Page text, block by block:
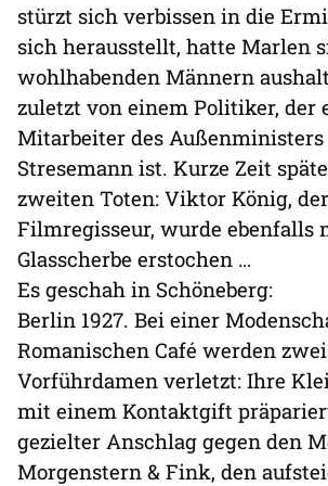
stürzt sich verbissen in die
sich herausstellt, hatte Marlen
wohlhabenden Männern
zuletzt von einem Politiker, der
Mitarbeiter des Außenministers
Stresemann ist. Kurze Zeit
zweiten Toten: Viktor König,
Filmregisseur, wurde ebenfalls
Glasscherbe erstochen …
Es geschah in Schöneberg:
Berlin 1927. Bei einer
Romanischen Café werden zwei
Vorführdamen verletzt: Ihre
mit einem Kontaktgift
gezielter Anschlag gegen den
Morgenstern & Fink, den